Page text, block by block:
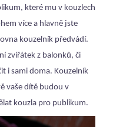
které mu v kouzlech
více a hlavně jste
kouzelník předvádí.
zvířátek z balonků, či
i sami doma. Kouzelník
vaše dítě budou v
kouzla pro publikum.